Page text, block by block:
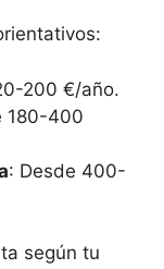
200 €/año.
180-400
: Desde 400-
según tu